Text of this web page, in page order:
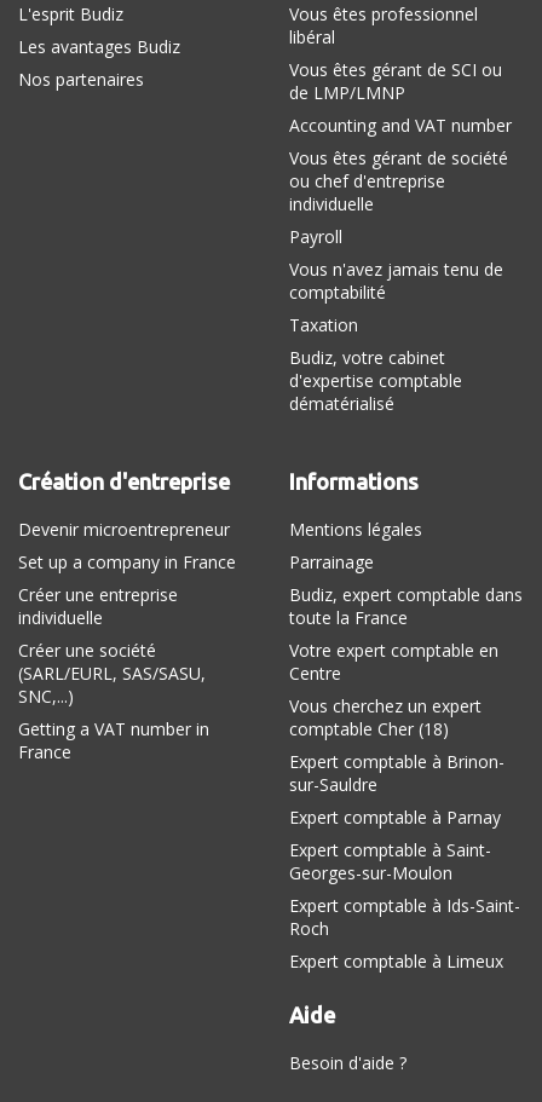
L'esprit Budiz
Les avantages Budiz
Nos partenaires
Vous êtes professionnel
libéral
Vous êtes gérant de SCI ou
de LMP/LMNP
Accounting and VAT number
Vous êtes gérant de société
ou chef d'entreprise
individuelle
Payroll
Vous n'avez jamais tenu de
comptabilité
Taxation
Budiz, votre cabinet
d'expertise comptable
dématérialisé
Création d'entreprise
Devenir microentrepreneur
Set up a company in France
Créer une entreprise
individuelle
Créer une société
(SARL/EURL, SAS/SASU,
SNC,...)
Getting a VAT number in
France
Informations
Mentions légales
Parrainage
Budiz, expert comptable dans
toute la France
Votre expert comptable en
Centre
Vous cherchez un expert
comptable Cher (18)
Expert comptable à Brinon-
sur-Sauldre
Expert comptable à Parnay
Expert comptable à Saint-
Georges-sur-Moulon
Expert comptable à Ids-Saint-
Roch
Expert comptable à Limeux
Aide
Besoin d'aide ?